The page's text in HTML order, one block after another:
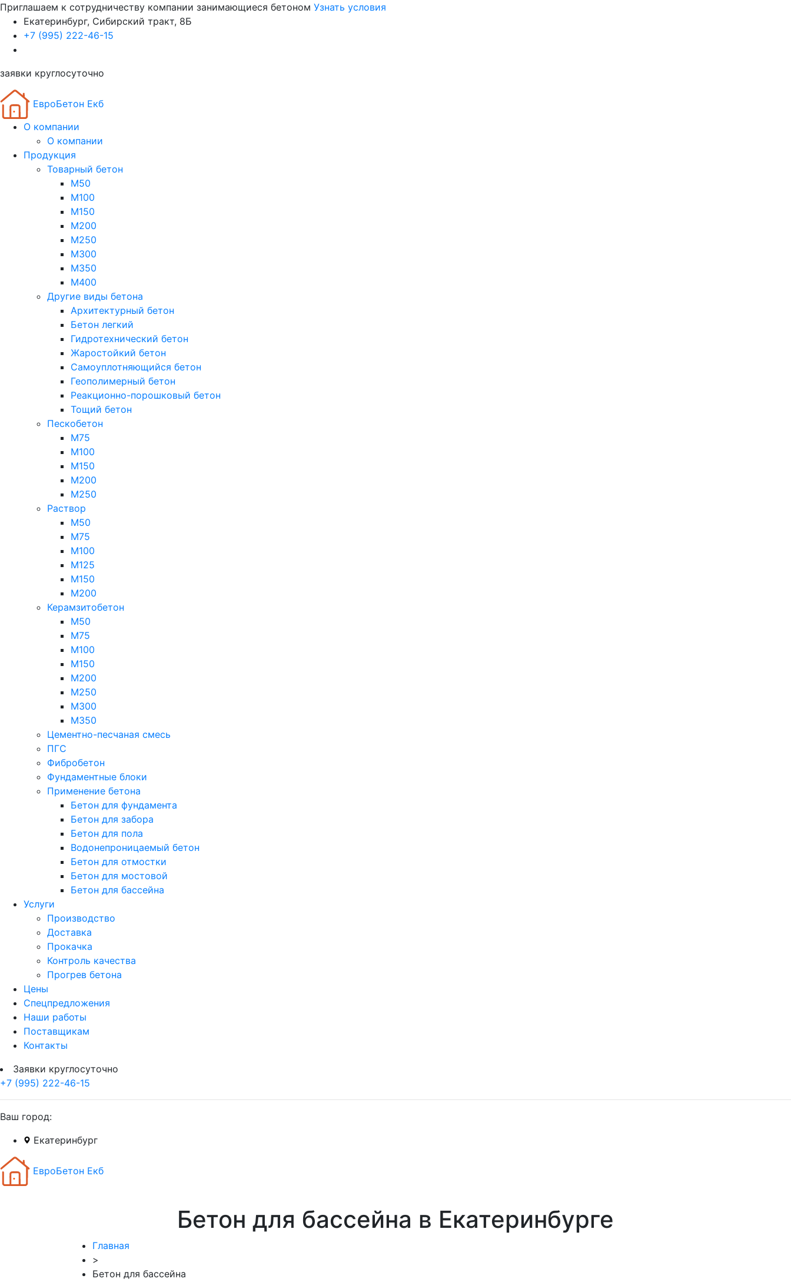
Приглашаем к сотрудничеству компании занимающиеся бетоном Узнать условия
Екатеринбург, Сибирский тракт, 8Б
+7 (995) 222-46-15
заявки круглосуточно
ЕвроБетон Екб
О компании
О компании
Продукция
Товарный бетон
М50
М100
М150
М200
М250
М300
М350
М400
Другие виды бетона
Архитектурный бетон
Бетон легкий
Гидротехнический бетон
Жаростойкий бетон
Самоуплотняющийся бетон
Геополимерный бетон
Реакционно-порошковый бетон
Тощий бетон
Пескобетон
М75
М100
М150
М200
М250
Раствор
М50
М75
М100
М125
М150
М200
Керамзитобетон
М50
М75
М100
М150
М200
М250
М300
М350
Цементно-песчаная смесь
ПГС
Фибробетон
Фундаментные блоки
Применение бетона
Бетон для фундамента
Бетон для забора
Бетон для пола
Водонепроницаемый бетон
Бетон для отмостки
Бетон для мостовой
Бетон для бассейна
Услуги
Производство
Доставка
Прокачка
Контроль качества
Прогрев бетона
Цены
Спецпредложения
Наши работы
Поставщикам
Контакты
Заявки круглосуточно
+7 (995) 222-46-15
Ваш город:
Екатеринбург
ЕвроБетон Екб
Бетон для бассейна в Екатеринбурге
Главная
>
Бетон для бассейна